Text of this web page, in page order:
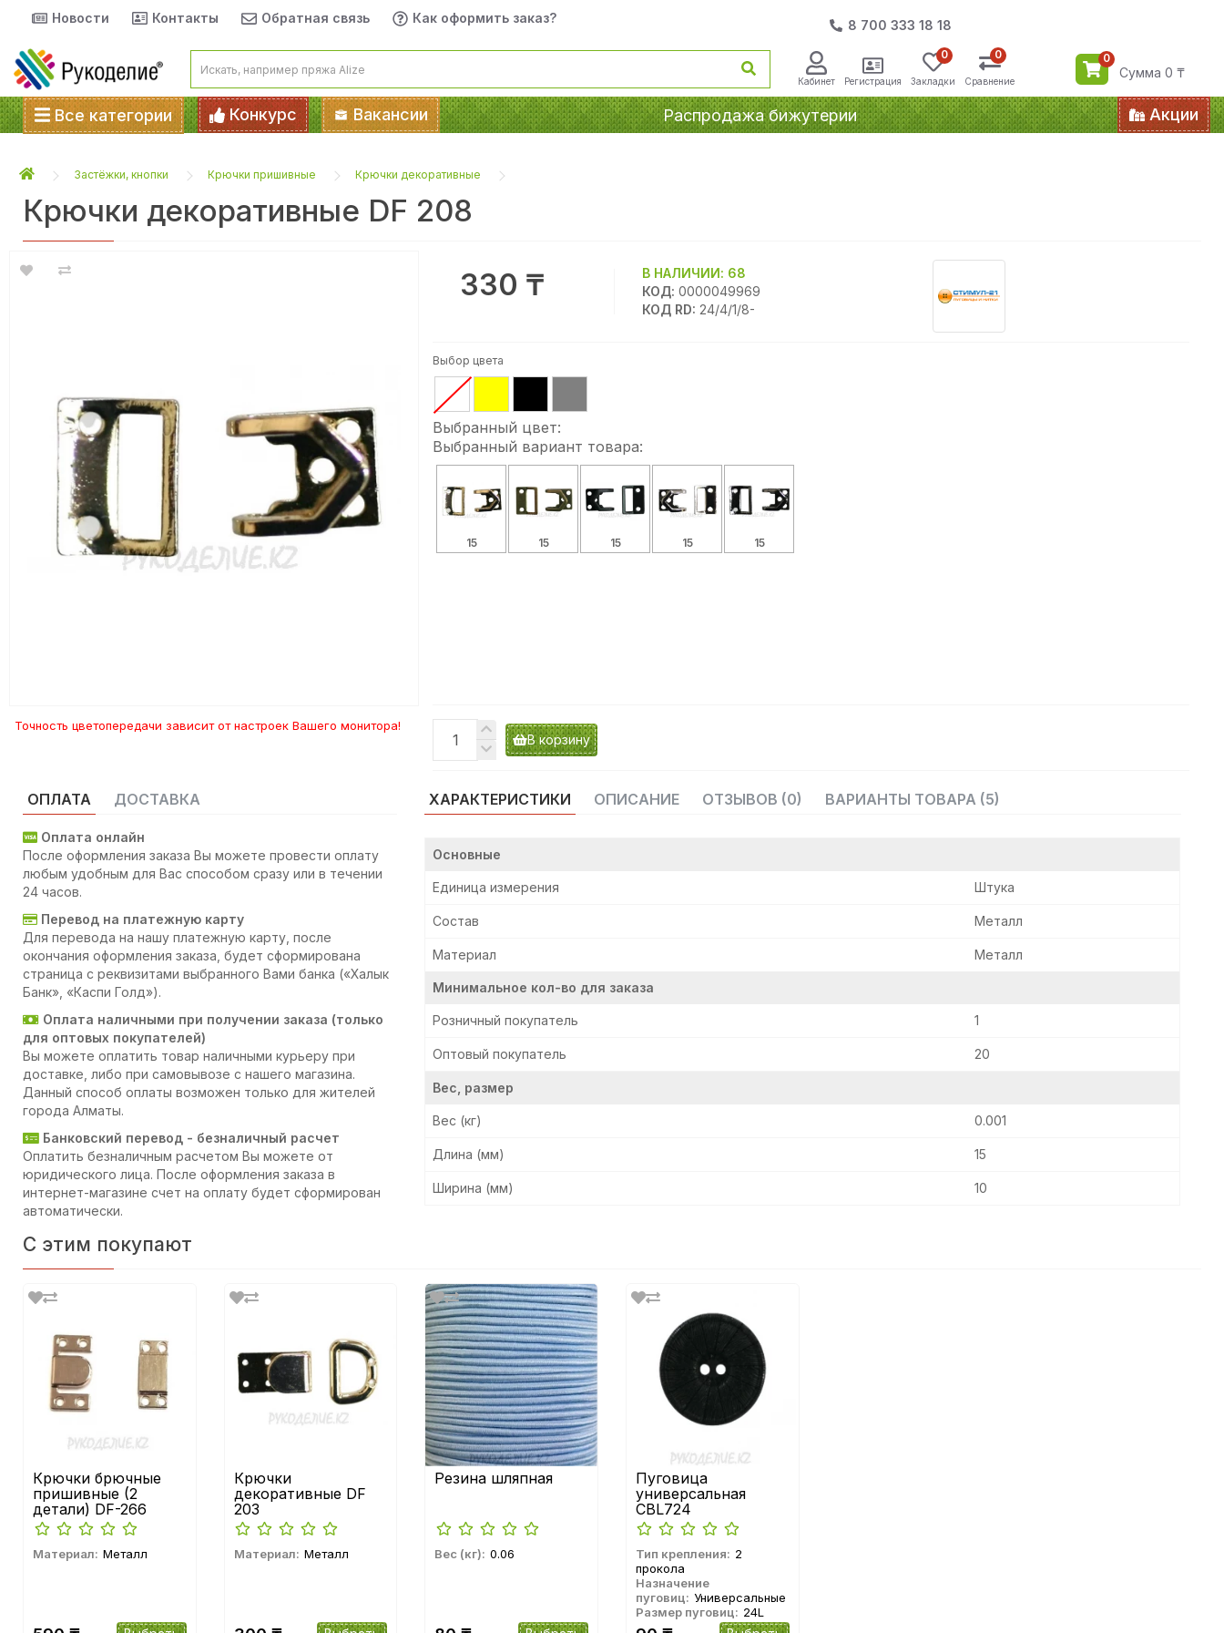
Новости Контакты Обратная связь Как оформить заказ? 8 700 333 18 18
Кабинет Регистрация Закладки
0
Сравнение
0 0
Сумма 0 ₸
Все категории Конкурс Вакансии Распродажа бижутерии Акции
Застёжки, кнопки Крючки пришивные Крючки декоративные
Крючки декоративные DF 208
Точность цветопередачи зависит от настроек Вашего монитора!
ОПЛАТА ДОСТАВКА
Оплата онлайн
После оформления заказа Вы можете провести оплату
любым удобным для Вас способом сразу или в течении
24 часов.
Перевод на платежную карту
Для перевода на нашу платежную карту, после
окончания оформления заказа, будет сформирована
страница с реквизитами выбранного Вами банка («Халык
Банк», «Каспи Голд»).
Оплата наличными при получении заказа (только
для оптовых покупателей)
Вы можете оплатить товар наличными курьеру при
доставке, либо при самовывозе с нашего магазина.
Данный способ оплаты возможен только для жителей
города Алматы.
Банковский перевод - безналичный расчет
Оплатить безналичным расчетом Вы можете от
юридического лица. После оформления заказа в
интернет-магазине счет на оплату будет сформирован
автоматически.
ХАРАКТЕРИСТИКИ ОПИСАНИЕ ОТЗЫВОВ (0) ВАРИАНТЫ ТОВАРА (5)
Основные
Единица измерения Штука
Состав Металл
Материал Металл
Минимальное кол-во для заказа
Розничный покупатель 1
Оптовый покупатель 20
Вес, размер
Вес (кг) 0.001
Длина (мм) 15
Ширина (мм) 10
330 ₸ В НАЛИЧИИ: 68
КОД: 0000049969
КОД RD: 24/4/1/8-
Выбор цвета
Выбранный цвет:
Выбранный вариант товара:
15 15 15 15 15
В корзину
С этим покупают
Крючки брючные
пришивные (2
детали) DF-266
Материал: Металл
Крючки
декоративные DF
203
Материал: Металл
Резина шляпная
Вес (кг): 0.06
Пуговица
универсальная
CBL724
Тип крепления: 2
прокола
Назначение
пуговиц: Универсальные
Размер пуговиц: 24L
(15мм), 32L (20мм), 36L